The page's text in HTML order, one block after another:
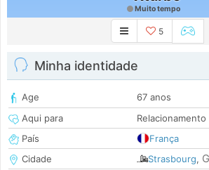
Muito tempo
5
Minha identidade
Age
67 anos
Aqui para
Relacionamento
País
França
Cidade
Strasbourg,